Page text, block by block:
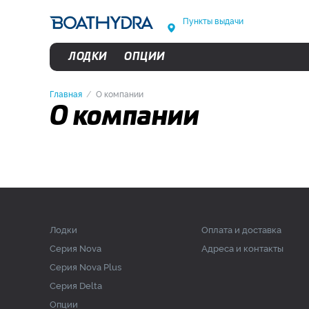
Пункты выдачи
ЛОДКИ ОПЦИИ
Главная О компании
О компании
Лодки
Серия Nova
Серия Nova Plus
Серия Delta
Опции
Оплата и доставка
Адреса и контакты